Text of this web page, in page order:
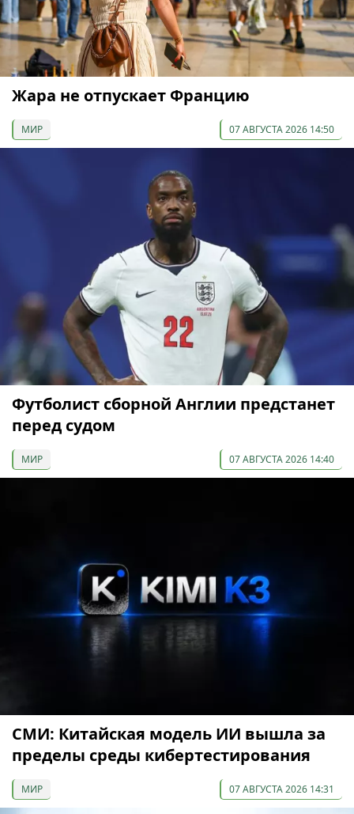
Жара не отпускает Францию
МИР 07 АВГУСТА 2026 14:50
Футболист сборной Англии предстанет
перед судом
МИР 07 АВГУСТА 2026 14:40
СМИ: Китайская модель ИИ вышла за
пределы среды кибертестирования
МИР 07 АВГУСТА 2026 14:31